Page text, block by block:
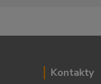
Kontakty